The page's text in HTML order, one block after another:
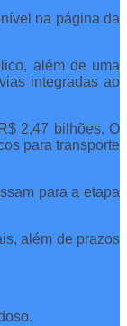
na página da
além de uma
integradas ao
2,47 bilhões. O
para transporte
para a etapa
além de prazos